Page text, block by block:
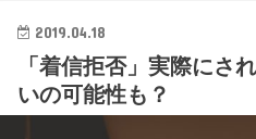
2019.04.18
「着信拒否」実際にさ
いの可能性も？